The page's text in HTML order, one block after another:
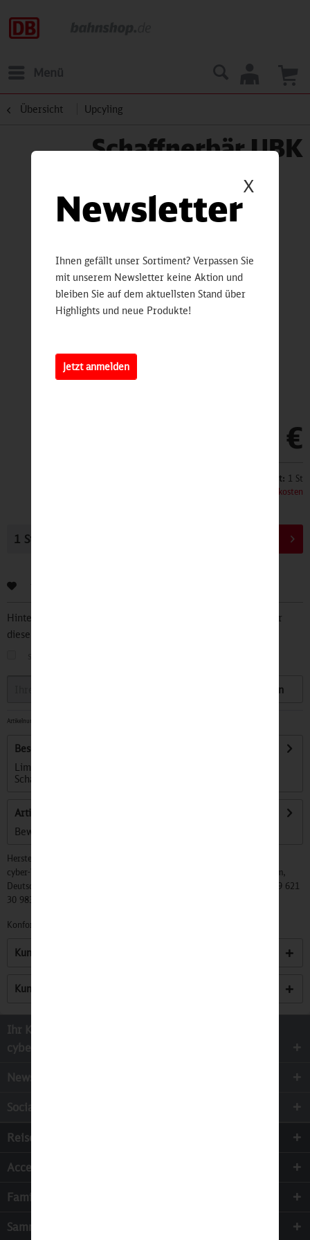
Menü
Übersicht Upcyling
Schaffnerbär UBK
59,90 €
Inhalt: 1 St
zzgl. Versandkosten
Hinterlegen Sie Ihre Email Adresse und bleiben Sie stets über
diesen Artikel informiert.
Speichern
Artikelnummer:
Beschreibung
Limited Edition – kleiner Bär große Geschichte Der
Schaffnerbär ist in der DB Welt...
Artikel bewerten
Bewertungen lesen, schreiben und diskutieren...
Hersteller:
cyber-Wear Heidelberg GmbH, Elsa-Brändström-Str. 4, 68229 Mannheim,
Deutschland, Info@mycybergroup.com, https://mycybergroup.com, +49 621
30 983 0
Konformitätserklärungen zu unseren Produkten finden Sie
Kunden kauften auch
Kunden haben sich ebenfalls angesehen
Ihr Kontakt zur
cyber-Wear Heidelberg GmbH
Newsletter
Socialmedia
Reisen
Accessoires
Familie & Kinder
Sammeln
X
Newsletter
Ihnen gefällt unser Sortiment? Verpassen Sie
mit unserem Newsletter keine Aktion und
bleiben Sie auf dem aktuellsten Stand über
Highlights und neue Produkte!
Jetzt anmelden